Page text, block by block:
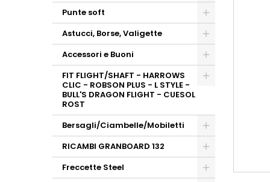
Punte soft
Astucci, Borse, Valigette
Accessori e Buoni
FIT FLIGHT/SHAFT - HARROWS
CLIC - ROBSON PLUS - L STYLE -
BULL'S DRAGON FLIGHT - CUESOL
ROST
Bersagli/Ciambelle/Mobiletti
RICAMBI GRANBOARD 132
Freccette Steel